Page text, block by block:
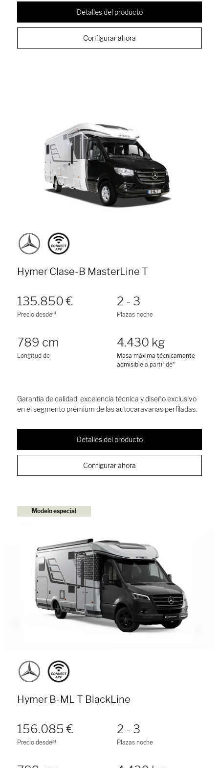
Detalles del producto
Configurar ahora
Hymer Clase-B MasterLine T
135.850 €
Precio desdea)
2 - 3
Plazas noche
789 cm
Longitud de
4.430 kg
Masa máxima técnicamente
admisible a partir de*
Garantía de calidad, excelencia técnica y diseño exclusivo
en el segmento prémium de las autocaravanas perfiladas.
Detalles del producto
Configurar ahora
Modelo especial
Hymer B-ML T BlackLine
156.085 €
Precio desdea)
2 - 3
Plazas noche